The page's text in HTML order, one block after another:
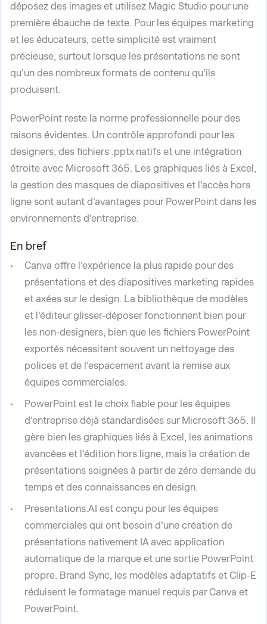
déposez des images et utilisez Magic Studio pour une
première ébauche de texte. Pour les équipes marketing
et les éducateurs, cette simplicité est vraiment
précieuse, surtout lorsque les présentations ne sont
qu'un des nombreux formats de contenu qu'ils
produisent.
PowerPoint reste la norme professionnelle pour des
raisons évidentes. Un contrôle approfondi pour les
designers, des fichiers .pptx natifs et une intégration
étroite avec Microsoft 365. Les graphiques liés à Excel,
la gestion des masques de diapositives et l'accès hors
ligne sont autant d'avantages pour PowerPoint dans les
environnements d'entreprise.
En bref
Canva offre l'expérience la plus rapide pour des
présentations et des diapositives marketing rapides
et axées sur le design. La bibliothèque de modèles
et l'éditeur glisser-déposer fonctionnent bien pour
les non-designers, bien que les fichiers PowerPoint
exportés nécessitent souvent un nettoyage des
polices et de l'espacement avant la remise aux
équipes commerciales.
PowerPoint est le choix fiable pour les équipes
d'entreprise déjà standardisées sur Microsoft 365. Il
gère bien les graphiques liés à Excel, les animations
avancées et l'édition hors ligne, mais la création de
présentations soignées à partir de zéro demande du
temps et des connaissances en design.
Presentations.AI est conçu pour les équipes
commerciales qui ont besoin d'une création de
présentations nativement IA avec application
automatique de la marque et une sortie PowerPoint
propre. Brand Sync, les modèles adaptatifs et Clip-E
réduisent le formatage manuel requis par Canva et
PowerPoint.